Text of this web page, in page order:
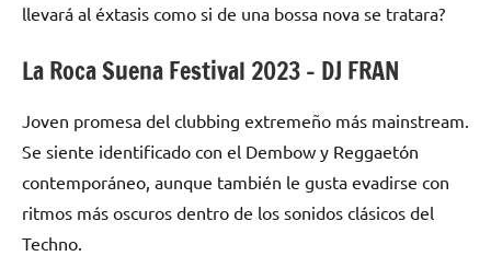
llevará al éxtasis como si de una bossa nova se tratara?
La Roca Suena Festival 2023 – DJ FRAN
Joven promesa del clubbing extremeño más mainstream.
Se siente identificado con el Dembow y Reggaetón
contemporáneo, aunque también le gusta evadirse con
ritmos más oscuros dentro de los sonidos clásicos del
Techno.